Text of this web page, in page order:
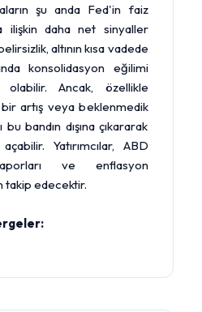
şu anda Fed'in faiz
ilişkin daha net sinyaller
altının kısa vadede
konsolidasyon eğilimi
Ancak, özellikle
artış veya beklenmedik
bandın dışına çıkararak
Yatırımcılar, ABD
ve enflasyon
takip edecektir.